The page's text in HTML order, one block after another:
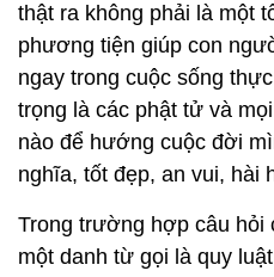
thật ra không phải là một
phương tiện giúp con
ngay trong cuộc sống
trọng là các phật tử và
nào để hướng cuộc đời
nghĩa, tốt đẹp, an vui, hài
Trong trường hợp câu hỏi
một danh từ gọi là quy